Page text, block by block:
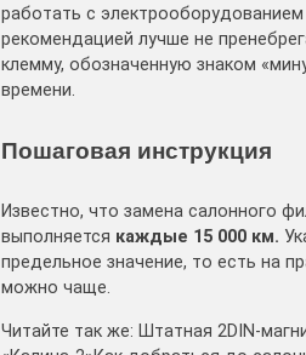
работать с
рекомендацией лучше не
клемму, обозначенную знаком
времени.
Пошаговая инструкция
Известно, что замена салонного
выполняется каждые 15 000 км.
предельное значение, то есть на
можно чаще.
Читайте так же: Штатная 2DIN-